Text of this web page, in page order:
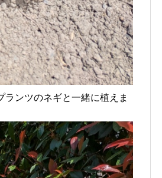
ンツのネギと一緒に植えま